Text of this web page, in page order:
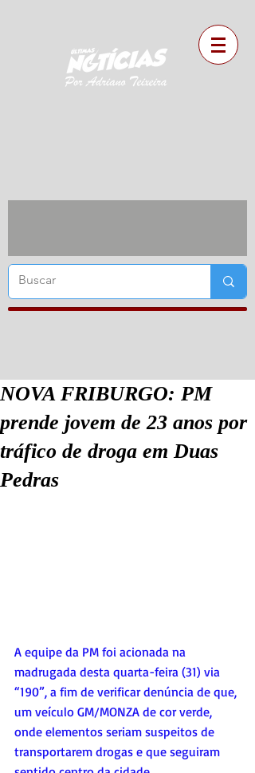
NOVA FRIBURGO: PM
prende jovem de 23 anos por
tráfico de droga em Duas
Pedras
A equipe da PM foi acionada na
madrugada desta quarta-feira (31) via
“190”, a fim de verificar denúncia de que,
um veículo GM/MONZA de cor verde,
onde elementos seriam suspeitos de
transportarem drogas e que seguiram